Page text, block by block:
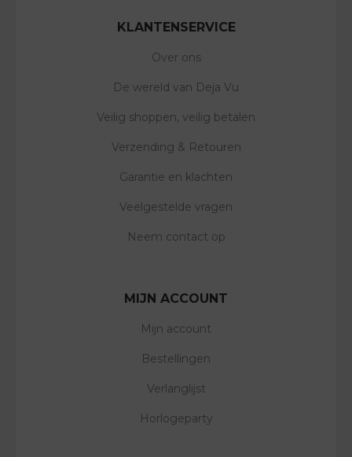
KLANTENSERVICE
Over ons
De wereld van Deja Vu
Veilig shoppen, veilig betalen
Verzending & Retouren
Garantie en klachten
Veelgestelde vragen
Neem contact op
MIJN ACCOUNT
Mijn account
Bestellingen
Verlanglijst
Horlogeparty